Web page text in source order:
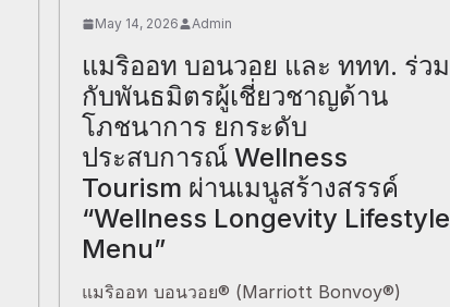
May 14, 2026 Admin
แมริออท บอนวอย และ ททท. ร่วม
กับพันธมิตรผู้เชี่ยวชาญด้าน
โภชนาการ ยกระดับ
ประสบการณ์ Wellness
Tourism ผ่านเมนูสร้างสรรค์
“Wellness Longevity Lifestyle
Menu”
แมริออท บอนวอย® (Marriott Bonvoy®)